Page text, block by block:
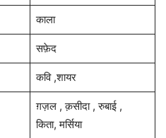
काला
सफ़ेद
कवि ,शायर
ग़ज़ल , क़सीदा , रुबाई ,
किता, मर्सिया